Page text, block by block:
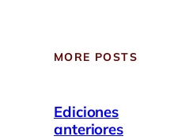
MORE POSTS
Ediciones
anteriores